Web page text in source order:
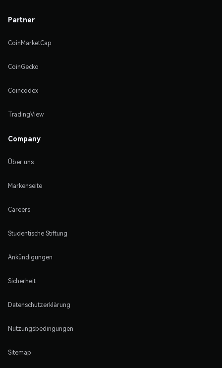
Partner
CoinMarketCap
CoinGecko
Coincodex
TradingView
Company
Über uns
Markenseite
Careers
Studentische Stiftung
Ankündigungen
Sicherheit
Datenschutzerklärung
Nutzungsbedingungen
Sitemap